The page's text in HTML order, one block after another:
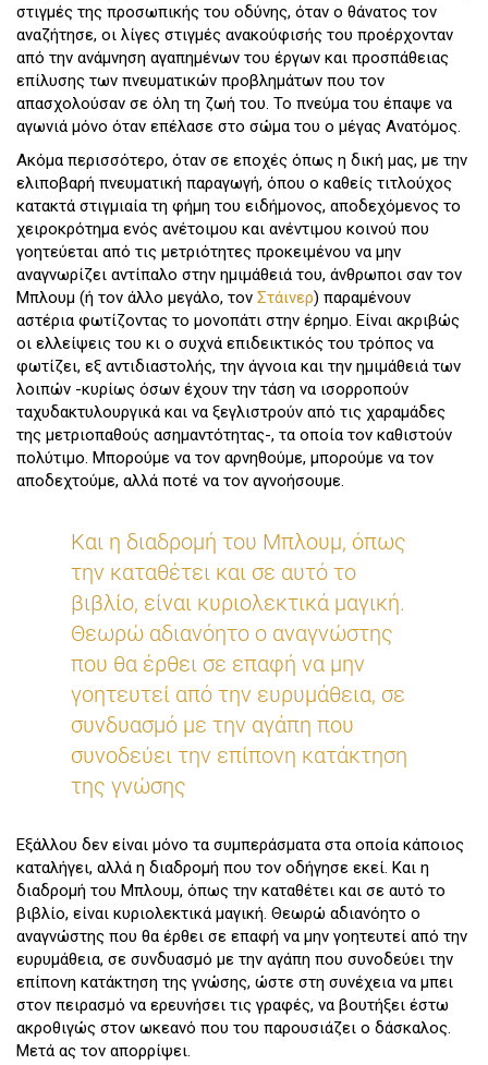
στιγμές της προσωπικής του οδύνης, όταν ο θάνατος τον
αναζήτησε, οι λίγες στιγμές ανακούφισής του προέρχονταν
από την ανάμνηση αγαπημένων του έργων και προσπάθειας
επίλυσης των πνευματικών προβλημάτων που τον
απασχολούσαν σε όλη τη ζωή του. Το πνεύμα του έπαψε να
αγωνιά μόνο όταν επέλασε στο σώμα του ο μέγας Ανατόμος.
Ακόμα περισσότερο, όταν σε εποχές όπως η δική μας, με την
ελιποβαρή πνευματική παραγωγή, όπου ο καθείς τιτλούχος
κατακτά στιγμιαία τη φήμη του ειδήμονος, αποδεχόμενος το
χειροκρότημα ενός ανέτοιμου και ανέντιμου κοινού που
γοητεύεται από τις μετριότητες προκειμένου να μην
αναγνωρίζει αντίπαλο στην ημιμάθειά του, άνθρωποι σαν τον
Μπλουμ (ή τον άλλο μεγάλο, τον Στάινερ) παραμένουν
αστέρια φωτίζοντας το μονοπάτι στην έρημο. Είναι ακριβώς
οι ελλείψεις του κι ο συχνά επιδεικτικός του τρόπος να
φωτίζει, εξ αντιδιαστολής, την άγνοια και την ημιμάθειά των
λοιπών -κυρίως όσων έχουν την τάση να ισορροπούν
ταχυδακτυλουργικά και να ξεγλιστρούν από τις χαραμάδες
της μετριοπαθούς ασημαντότητας-, τα οποία τον καθιστούν
πολύτιμο. Μπορούμε να τον αρνηθούμε, μπορούμε να τον
αποδεχτούμε, αλλά ποτέ να τον αγνοήσουμε.
Και η διαδρομή του Μπλουμ, όπως
την καταθέτει και σε αυτό το
βιβλίο, είναι κυριολεκτικά μαγική.
Θεωρώ αδιανόητο ο αναγνώστης
που θα έρθει σε επαφή να μην
γοητευτεί από την ευρυμάθεια, σε
συνδυασμό με την αγάπη που
συνοδεύει την επίπονη κατάκτηση
της γνώσης
Εξάλλου δεν είναι μόνο τα συμπεράσματα στα οποία κάποιος
καταλήγει, αλλά η διαδρομή που τον οδήγησε εκεί. Και η
διαδρομή του Μπλουμ, όπως την καταθέτει και σε αυτό το
βιβλίο, είναι κυριολεκτικά μαγική. Θεωρώ αδιανόητο ο
αναγνώστης που θα έρθει σε επαφή να μην γοητευτεί από την
ευρυμάθεια, σε συνδυασμό με την αγάπη που συνοδεύει την
επίπονη κατάκτηση της γνώσης, ώστε στη συνέχεια να μπει
στον πειρασμό να ερευνήσει τις γραφές, να βουτήξει έστω
ακροθιγώς στον ωκεανό που του παρουσιάζει ο δάσκαλος.
Μετά ας τον απορρίψει.